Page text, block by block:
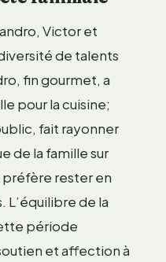
Victor et
de talents
fin gourmet, a
pour la cuisine;
fait rayonner
de la famille sur
rester en
L’équilibre de la
période
et affection à